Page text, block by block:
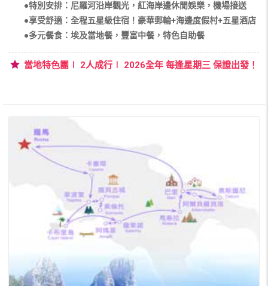
●特別安排：尼羅河沿岸觀光，紅海岸邊休閒娛樂，機場接送
●享受舒適：全程五星級住宿！豪華郵輪+海邊度假村+五星酒店
●多元餐食：埃及當地餐，豐富中餐，特色自助餐
當地特色團∣ 2人成行∣ 2026全年 每逢星期三 保證出發！